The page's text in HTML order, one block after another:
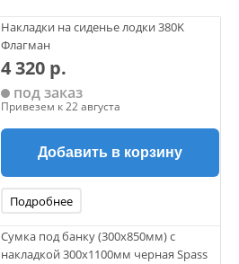
Накладки на сиденье лодки 380K
Флагман
4 320 р.
под заказ
Привезем к 22 августа
Добавить в корзину
Подробнее
Сумка под банку (300х850мм) с
накладкой 300х1100мм черная Spass